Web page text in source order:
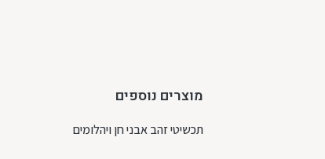
מוצרים נוספים
תכשיטי זהב אבני חן ויהלומים